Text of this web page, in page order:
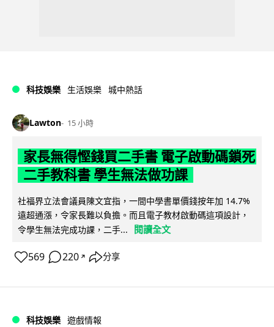
科技娛樂 生活娛樂 城中熱話
Lawton 15 小時
家長無得慳錢買二手書 電子啟動碼鎖死
二手教科書 學生無法做功課
社福界立法會議員陳文宜指，一間中學書單價錢按年加 14.7%
遠超通漲，令家長難以負擔。而且電子教材啟動碼這項設計，
令學生無法完成功課，二手...
閱讀全文
569 220 ↗ 分享
科技娛樂 遊戲情報